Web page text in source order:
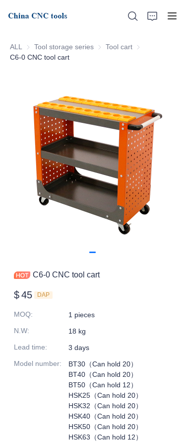
ALL Tool storage series Tool storage series
Tool cart Tool cart
C6-0 CNC tool cart
C6-0 CNC tool cart
$45 DAP
MOQ:
1 pieces
N.W:
18 kg
Lead time:
3 days
Model number:
BT30（Can hold 20）
BT40（Can hold 20）
BT50（Can hold 12）
HSK25（Can hold 20）
HSK32（Can hold 20）
HSK40（Can hold 20）
HSK50（Can hold 20）
HSK63（Can hold 12）
About Us
Products
Support